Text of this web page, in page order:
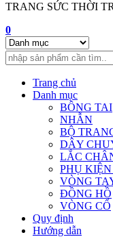
TRANG SỨC THỜI
0
Trang chủ
Danh mục
BÔNG TAI
NHẪN
BỘ
DÂY
LẮC
PHỤ KIỆN
VÒNG
ĐỒNG HỒ
VÒNG CỔ
Quy định
Hướng dẫn